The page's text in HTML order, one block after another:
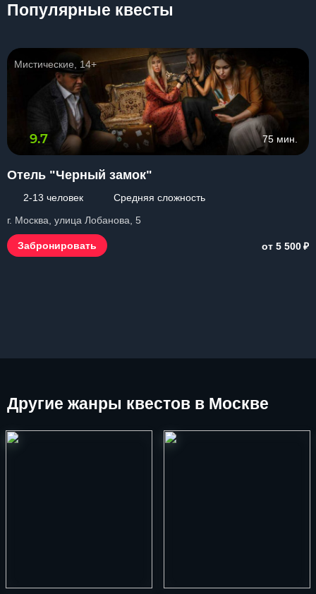
Популярные квесты
Мистические, 14+
9.7 75 мин.
Отель "Черный замок"
2-13 человек
Средняя сложность
г. Москва, улица Лобанова, 5
Забронировать от 5 500₽
Другие жанры квестов в Москве